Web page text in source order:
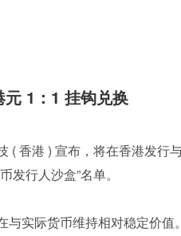
1：1 挂钩兑换
( 香港 ) 宣布，将在香港发行
发行人沙盒”名单。
实际货币维持相对稳定价值